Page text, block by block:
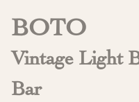
BOTO
Vintage Light
Bar